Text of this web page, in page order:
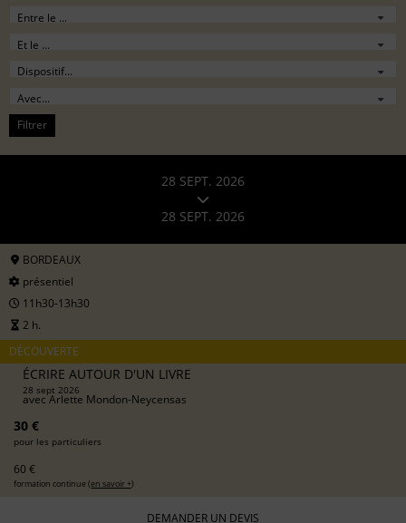
Filtrer
28 SEPT. 2026
28 SEPT. 2026
BORDEAUX
présentiel
11h30-13h30
2 h.
DÉCOUVERTE
ÉCRIRE AUTOUR D'UN LIVRE
28 sept 2026
avecArlette Mondon-Neycensas
30 €
pour les particuliers
60 €
formation continue (en savoir +)
DEMANDER UN DEVIS